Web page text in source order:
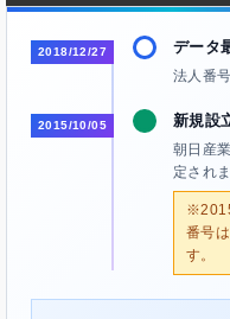
2018/12/27 データ
法人番
2015/10/05 新規設
朝日産
定され
番号
す。